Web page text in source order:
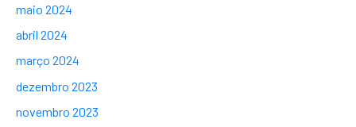
maio 2024
abril 2024
março 2024
dezembro 2023
novembro 2023